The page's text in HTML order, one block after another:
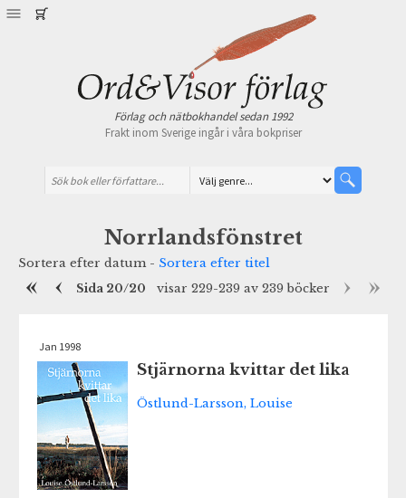
Förlag och nätbokhandel sedan 1992
Frakt inom Sverige ingår i våra bokpriser
Norrlandsfönstret
Sortera efter datum - Sortera efter titel
Sida 20/20 visar 229-239 av 239 böcker
Jan 1998
Stjärnorna kvittar det lika
Östlund-Larsson, Louise